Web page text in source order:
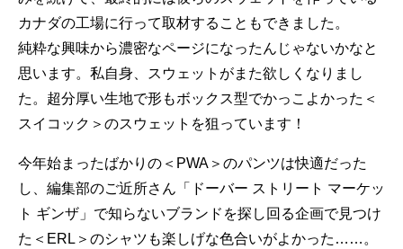
カナダの工場に行って取材することもできました。
純粋な興味から濃密なページになったんじゃないかなと
思います。私自身、スウェットがまた欲しくなりまし
た。超分厚い生地で形もボックス型でかっこよかった＜
スイコック＞のスウェットを狙っています！
今年始まったばかりの＜PWA＞のパンツは快適だった
し、編集部のご近所さん「ドーバー ストリート マーケッ
ト ギンザ」で知らないブランドを探し回る企画で見つけ
た＜ERL＞のシャツも楽しげな色合いがよかった……。